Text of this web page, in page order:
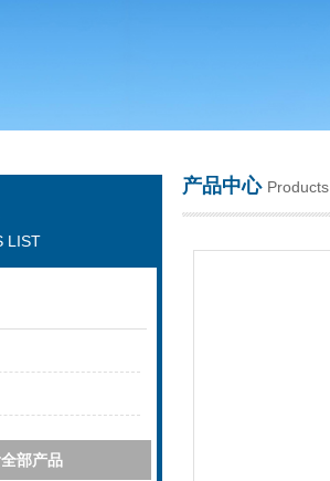
限公司
LIST
部产品
产品中心 Products